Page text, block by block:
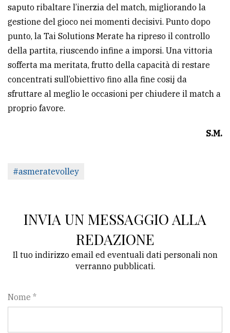
PRIVACY
Privacy
policy
Cookie
policy
saputo ribaltare l’inerzia del match, migliorando la
gestione del gioco nei momenti decisivi. Punto dopo
punto, la Tai Solutions Merate ha ripreso il controllo
della partita, riuscendo infine a imporsi. Una vittoria
sofferta ma meritata, frutto della capacità di restare
concentrati sull’obiettivo fino alla fine cosij da
sfruttare al meglio le occasioni per chiudere il match a
proprio favore.
S.M.
#asmeratevolley
INVIA UN MESSAGGIO ALLA
REDAZIONE
Il tuo indirizzo email ed eventuali dati personali non
verranno pubblicati.
Nome *